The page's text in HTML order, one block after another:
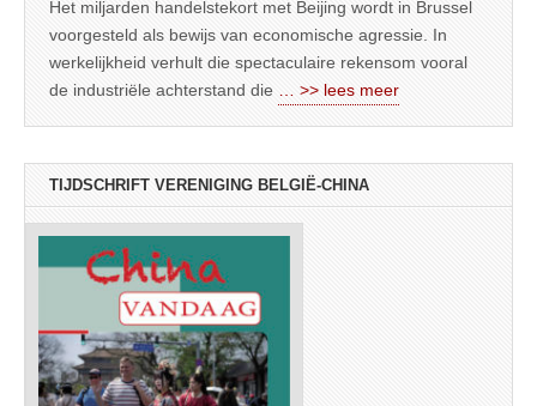
Het miljarden handelstekort met Beijing wordt in Brussel
voorgesteld als bewijs van economische agressie. In
werkelijkheid verhult die spectaculaire rekensom vooral
de industriële achterstand die
… >> lees meer
TIJDSCHRIFT VERENIGING BELGIË-CHINA